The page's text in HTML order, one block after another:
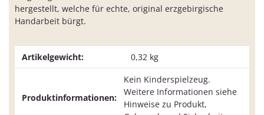
hergestellt, welche für echte, original erzgebirgische
Handarbeit bürgt.
Artikelgewicht: 0,32 kg
Produktinformationen:
Kein Kinderspielzeug.
Weitere Informationen siehe
Hinweise zu Produkt,